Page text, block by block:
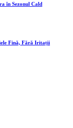
în Sezonul Cald
Fină, Fără Iritații